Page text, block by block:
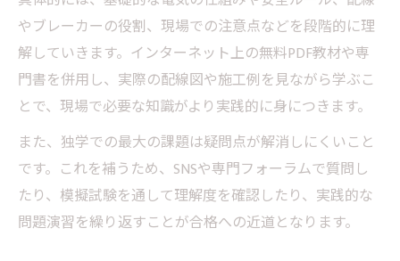
未経験者が電気工事知識を身につける初歩
の道
電気工事基礎知識で業界理解を深める方法
現場で役立つ電気工事の基礎知識の学び方
電気工事士資格取得へ必要な知識の整理法
電気設備の知識と技術が未経験者の味方に
基礎知識を活かし電気工事資格を目指す
電気工事資格取得に役立つ基礎知識の活用
やブレーカーの役割、現場での注意点などを段階的に理
解していきます。インターネット上の無料PDF教材や専
門書を併用し、実際の配線図や施工例を見ながら学ぶこ
とで、現場で必要な知識がより実践的に身につきます。
また、独学での最大の課題は疑問点が解消しにくいこと
です。これを補うため、SNSや専門フォーラムで質問し
たり、模擬試験を通して理解度を確認したり、実践的な
問題演習を繰り返すことが合格への近道となります。